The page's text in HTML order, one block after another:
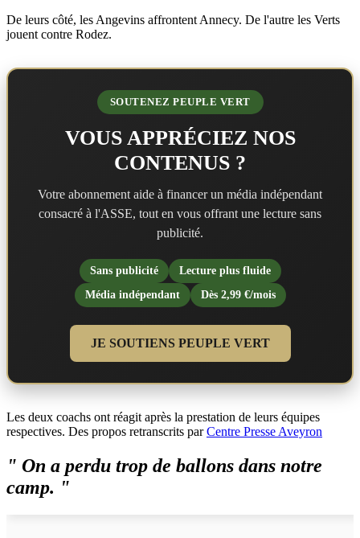
De leurs côté, les Angevins affrontent Annecy. De l'autre les Verts
jouent contre Rodez.
SOUTENEZ PEUPLE VERT
VOUS APPRÉCIEZ NOS
CONTENUS ?
Votre abonnement aide à financer un média indépendant
consacré à l'ASSE, tout en vous offrant une lecture sans
publicité.
Sans publicité
Lecture plus fluide
Média indépendant
Dès 2,99 €/mois
JE SOUTIENS PEUPLE VERT
Les deux coachs ont réagit après la prestation de leurs équipes
respectives. Des propos retranscrits parCentre Presse Aveyron
" On a perdu trop de ballons dans notre
camp. "